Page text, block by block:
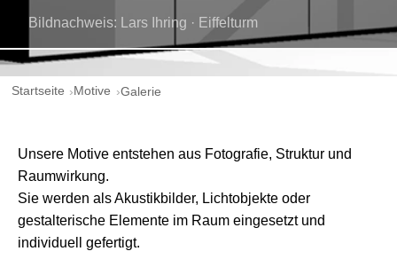
Bildnachweis: Lars Ihring · Eiffelturm
Startseite Motive Galerie
Unsere Motive entstehen aus Fotografie, Struktur und
Raumwirkung.
Sie werden als Akustikbilder, Lichtobjekte oder
gestalterische Elemente im Raum eingesetzt und
individuell gefertigt.